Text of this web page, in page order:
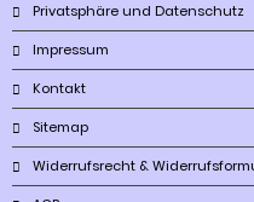
Privatsphäre und Datenschutz
Impressum
Kontakt
Sitemap
Widerrufsrecht &